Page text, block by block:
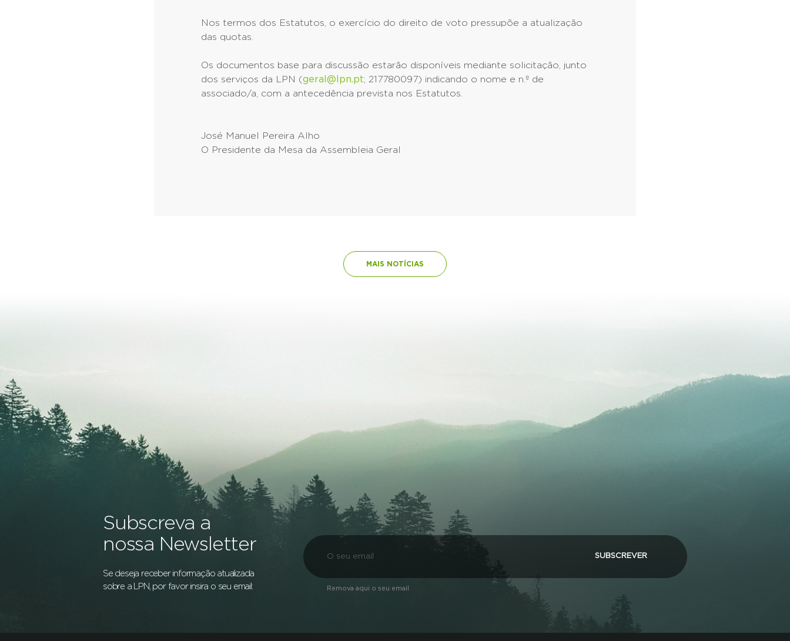
Nos termos dos Estatutos, o exercício do direito de voto pressupõe a atualização
das quotas.
Os documentos base para discussão estarão disponíveis mediante solicitação, junto
dos serviços da LPN (geral@lpn.pt; 217780097) indicando o nome e n.º de
associado/a, com a antecedência prevista nos Estatutos.
José Manuel Pereira Alho
O Presidente da Mesa da Assembleia Geral
MAIS NOTÍCIAS
Subscreva a
nossa Newsletter
Se deseja receber informação atualizada
sobre a LPN, por favor insira o seu email:
SUBSCREVER
Remova aqui o seu email